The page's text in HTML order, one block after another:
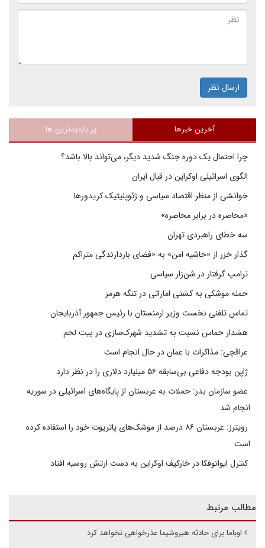
ارسال نظر
آخرین خبرها پر بازدیدترین ها
چرا احتمال یک دوره جنگ شدید دیگر، می‌تواند بالا باشد؟
الگوی اسرائیلی اوکراین در قبال ایران
خوانشی از منظر اقتصاد سیاسی و ژئوپلیتیک کریدورها
«محاصره در برابر محاصره»
سه خطای راهبردی تهران
گذار خزر از «حاشیه امن» به «فضای بازدارندگی متراکم
ترامپ گرفتار در شن‌زار سیاسی
حمله موشکی به کشتی اماراتی در تنگه هرمز
تماس تلفنی نخست وزیر ارمنستان با رئیس جمهور آذربایجان
هشدار حماس نسبت به تشدید شهرک‌سازی در بیت‌ لحم
عراقچی: مذاکرات با عمان در حال انجام است
ژاپن بودجه دفاعی بی‌سابقه ۵۶ میلیارد دلاری را در نظر دارد
عضو سازمان بدر: حملات به عربستان از پایگاه‌های اسرائیلی در سوریه
انجام شد
رویترز: عربستان ۸۶ درصد از موشک‌های پاتریوت خود را استفاده کرده
است
کنترل ایوانوفکا در خارکیف اوکراین به دست ارتش روسیه افتاد
مطالب مرتبط
اوباما برای حادثه هیروشیما عذرخواهی نخواهد کرد